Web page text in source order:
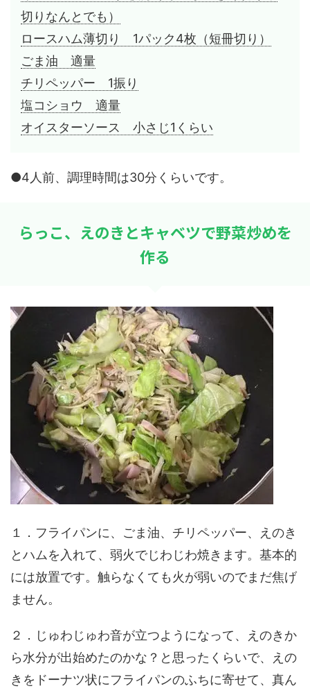
切りなんとでも）
ロースハム薄切り 1パック4枚（短冊切り）
ごま油 適量
チリペッパー 1振り
塩コショウ 適量
オイスターソース 小さじ1くらい
●4人前、調理時間は30分くらいです。
らっこ、えのきとキャベツで野菜炒めを
作る
１．フライパンに、ごま油、チリペッパー、えのき
とハムを入れて、弱火でじわじわ焼きます。基本的
には放置です。触らなくても火が弱いのでまだ焦げ
ません。
２．じゅわじゅわ音が立つようになって、えのきか
ら水分が出始めたのかな？と思ったくらいで、えの
きをドーナツ状にフライパンのふちに寄せて、真ん